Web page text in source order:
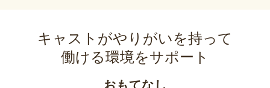
キャストがやりがいを持って
働ける環境をサポート
おもてなし